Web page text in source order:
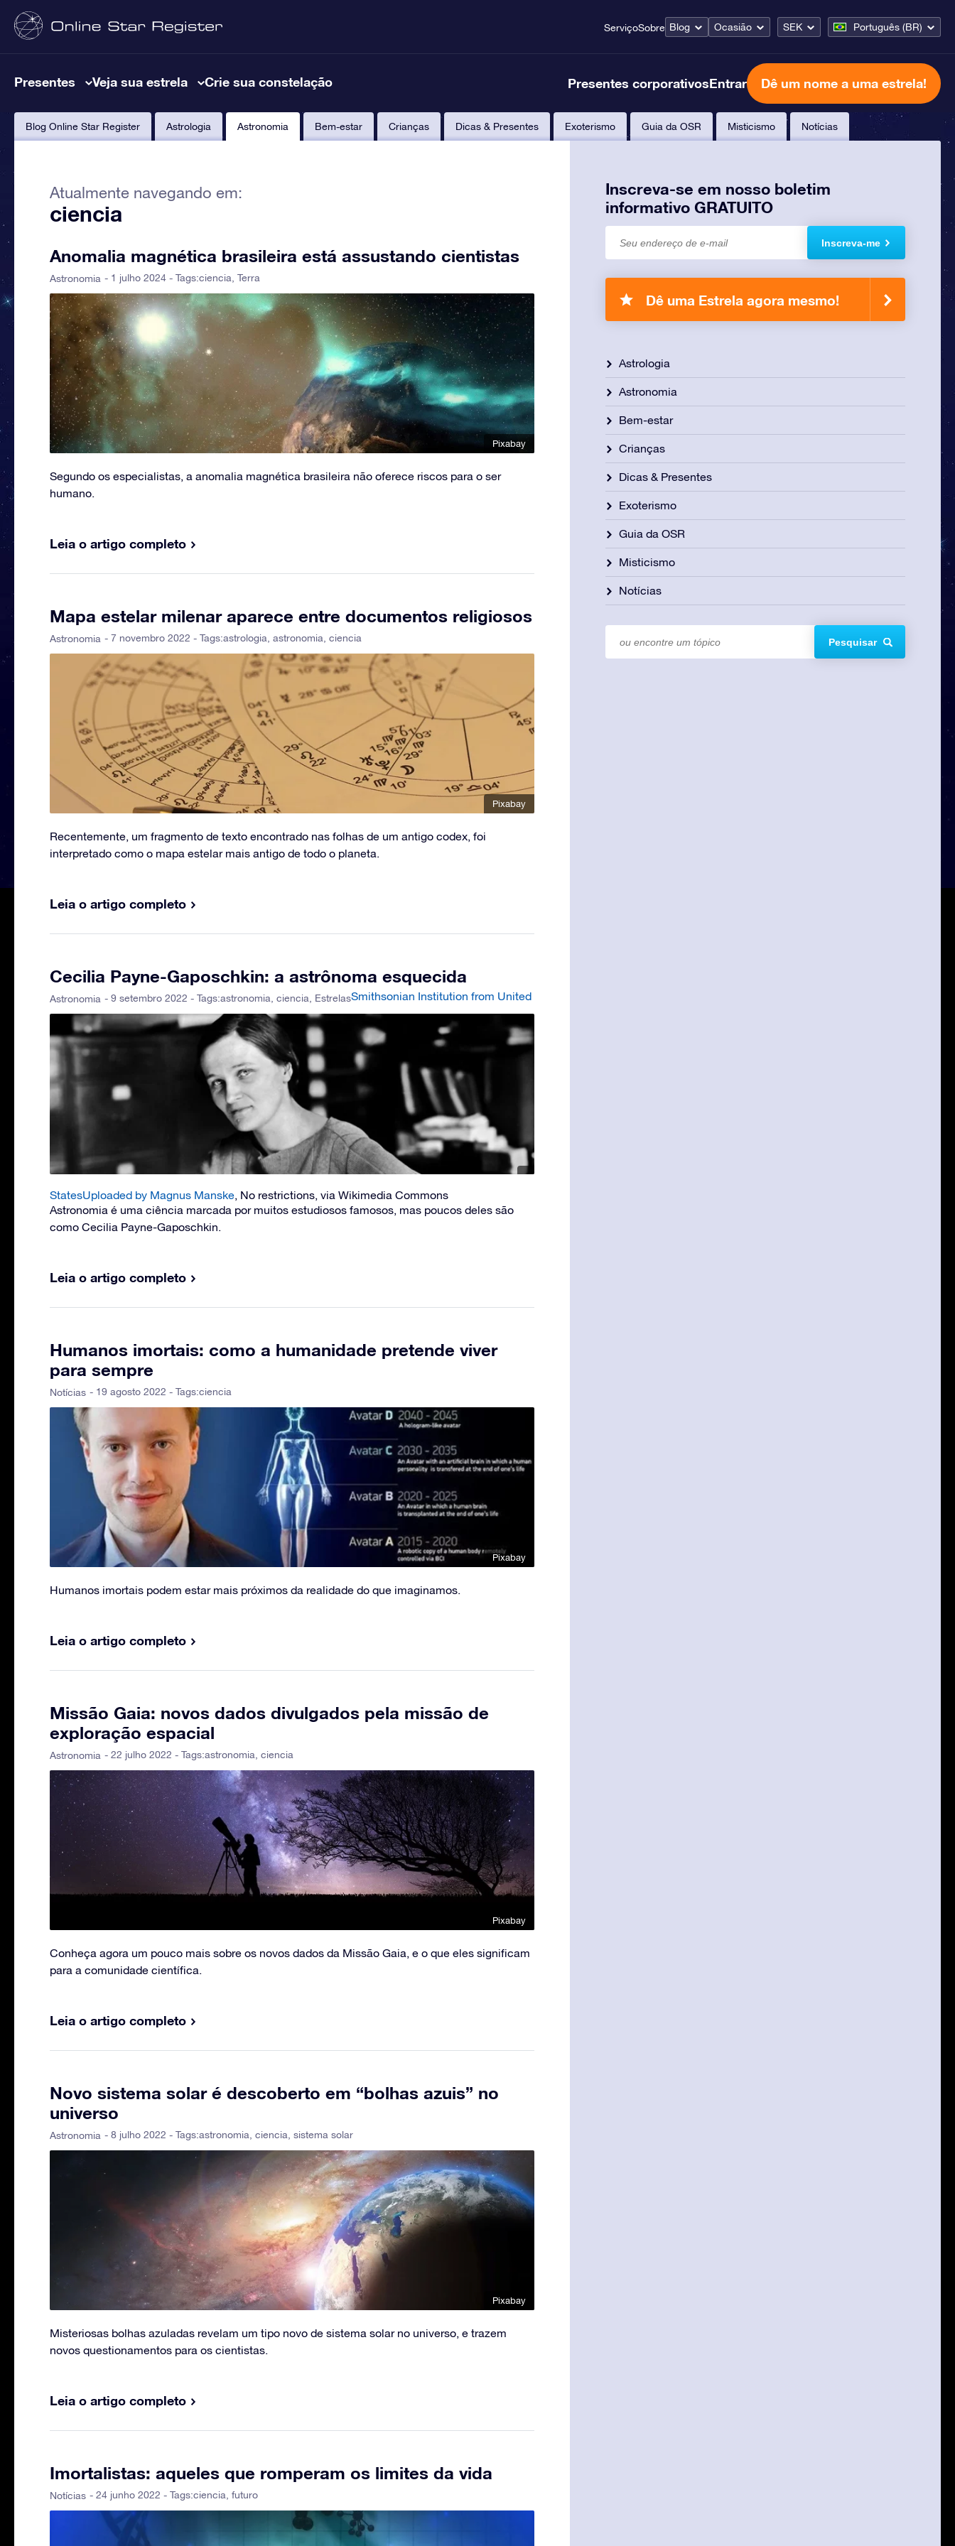
ServiçoSobre Blog Ocasião SEK Português (BR)
Presentes Veja sua estrela Crie sua constelação Presentes corporativosEntrar Dê um nome a uma estrela!
Blog Online Star Register Astrologia Astronomia Bem-estar Crianças Dicas & Presentes Exoterismo Guia da OSR Misticismo Notícias
Atualmente navegando em:
ciencia
Anomalia magnética brasileira está assustando cientistas
Astronomia - 1 julho 2024 - Tags:ciencia Terra
Pixabay
Segundo os especialistas, a anomalia magnética brasileira não oferece riscos para o ser
humano.
Leia o artigo completo
Mapa estelar milenar aparece entre documentos religiosos
Astronomia - 7 novembro 2022 - Tags:astrologia astronomia ciencia
Pixabay
Recentemente, um fragmento de texto encontrado nas folhas de um antigo codex, foi
interpretado como o mapa estelar mais antigo de todo o planeta.
Leia o artigo completo
Cecilia Payne-Gaposchkin: a astrônoma esquecida
Astronomia - 9 setembro 2022 - Tags:astronomia, ciencia, EstrelasSmithsonian Institution from United
StatesUploaded by Magnus Manske , No restrictions, via Wikimedia Commons
Astronomia é uma ciência marcada por muitos estudiosos famosos, mas poucos deles são
como Cecilia Payne-Gaposchkin.
Leia o artigo completo
Humanos imortais: como a humanidade pretende viver
para sempre
Notícias - 19 agosto 2022 - Tags:ciencia
Pixabay
Humanos imortais podem estar mais próximos da realidade do que imaginamos.
Leia o artigo completo
Missão Gaia: novos dados divulgados pela missão de
exploração espacial
Astronomia - 22 julho 2022 - Tags:astronomia ciencia
Pixabay
Conheça agora um pouco mais sobre os novos dados da Missão Gaia, e o que eles significam
para a comunidade científica.
Leia o artigo completo
Novo sistema solar é descoberto em “bolhas azuis” no
universo
Astronomia - 8 julho 2022 - Tags:astronomia ciencia sistema solar
Pixabay
Misteriosas bolhas azuladas revelam um tipo novo de sistema solar no universo, e trazem
novos questionamentos para os cientistas.
Leia o artigo completo
Imortalistas: aqueles que romperam os limites da vida
Notícias - 24 junho 2022 - Tags:ciencia futuro
Inscreva-se em nosso boletim
informativo GRATUITO
Inscreva-me
Dê uma Estrela agora mesmo!
Astrologia
Astronomia
Bem-estar
Crianças
Dicas & Presentes
Exoterismo
Guia da OSR
Misticismo
Notícias
Pesquisar